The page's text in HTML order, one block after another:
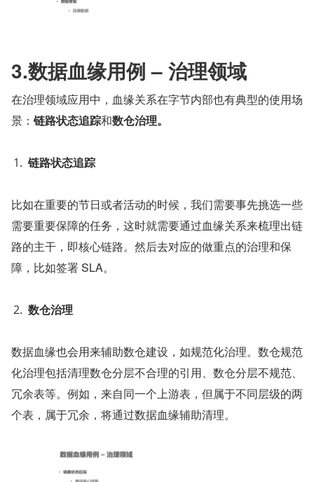
3.数据血缘用例 – 治理领域
在治理领域应用中，血缘关系在字节内部也有典型的使用场
景： 链路状态追踪和数仓治理。
链路状态追踪
比如在重要的节日或者活动的时候，我们需要事先挑选一些
需要重要保障的任务，这时就需要通过血缘关系来梳理出链
路的主干，即核心链路。然后去对应的做重点的治理和保
障，比如签署 SLA。
数仓治理
数据血缘也会用来辅助数仓建设，如规范化治理。数仓规范
化治理包括清理数仓分层不合理的引用、数仓分层不规范、
冗余表等。例如，来自同一个上游表，但属于不同层级的两
个表，属于冗余，将通过数据血缘辅助清理。